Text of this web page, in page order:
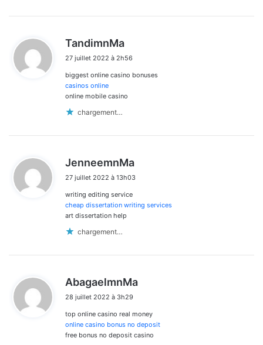
TandimnMa
t
27 juillet 2022 à 2h56
biggest online casino bonuses
casinos online
online mobile casino
chargement…
JenneemnMa
t
:
27 juillet 2022 à 13h03
writing editing service
cheap dissertation writing services
art dissertation help
chargement…
AbagaelmnMa
:
28 juillet 2022 à 3h29
top online casino real money
online casino bonus no deposit
free bonus no deposit casino